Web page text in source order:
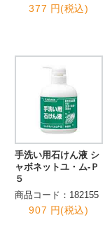
377 円(税込)
手洗い用石けん液 シ
ャボネットユ・ム-Ｐ
５
商品コード：182155
907 円(税込)